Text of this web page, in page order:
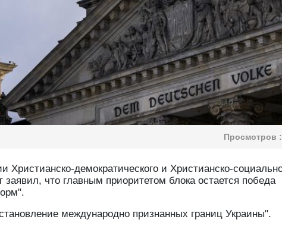
Просмотров :
демократического и Христианско-
что главным приоритетом блока остается победа
международно признанных границ Украины".